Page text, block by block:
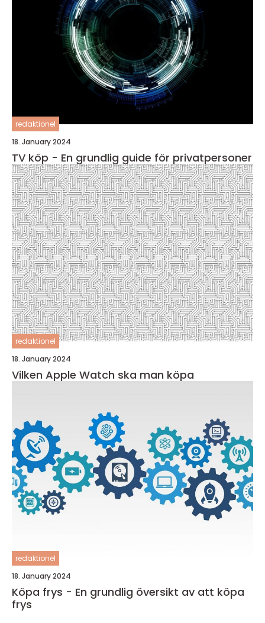
redaktionel
18. January 2024
TV köp - En grundlig guide för privatpersoner
redaktionel
18. January 2024
Vilken Apple Watch ska man köpa
redaktionel
18. January 2024
Köpa frys - En grundlig översikt av att köpa
frys